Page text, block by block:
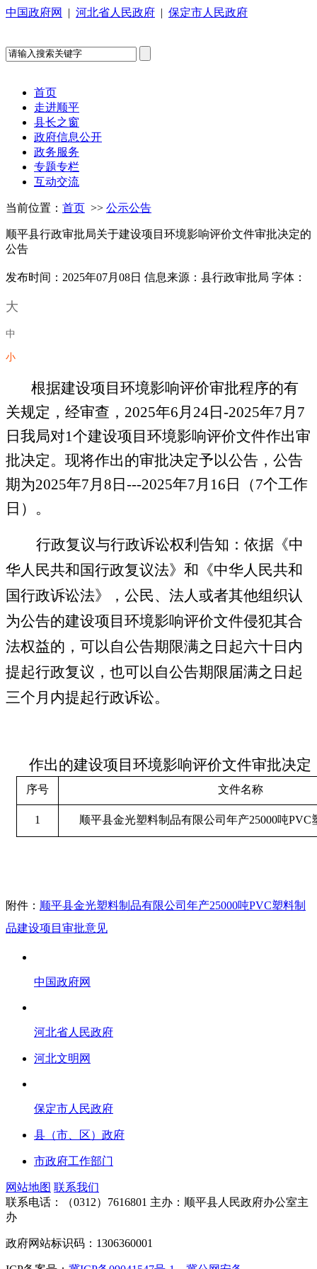
中国政府网 | 河北省人民政府 | 保定市人民政府
首页
走进顺平
县长之窗
政府信息公开
政务服务
专题专栏
互动交流
当前位置： 首页 >> 公示公告
顺平县行政审批局关于建设项目环境影响评价文件审批决定的
公告
发布时间：2025年07月08日 信息来源：县行政审批局 字体：
大
中
小
根据建设项目环境影响评价审批程序的有
关规定，经审查， 2025年6 月 24日 -2025年7 月 7
日我局对1个建设项目环境影响评价文件作出审
批决定。现将作出的审批决定予以公告，公告
期为2025年7 月 8 日 ---2025年7 月 16 日（7个工作
日）。
行政复议与行政诉讼权利告知：依据《中
华人民共和国行政复议法》和《中华人民共和
国行政诉讼法》，公民、法人或者其他组织认
为公告的建设项目环境影响评价文件侵犯其合
法权益的，可以自公告期限满之日起六十日内
提起行政复议，也可以自公告期限届满之日起
三个月内提起行政诉讼。
作出的建设项目环境影响评价文件审批决定
序号 文件名称
1 顺平县金光塑料制品有限公司年产25000吨
附件： 顺平县金光塑料制品有限公司年产25000吨PVC塑料制
品建设项目审批意见
中国政府网
河北省人民政府
河北文明网
保定市人民政府
县（市、区）政府
市政府工作部门
网站地图 联系我们
联系电话：（0312）7616801 主办：顺平县人民政府办公室主
办
政府网站标识码：1306360001